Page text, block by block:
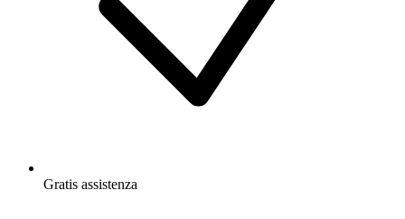
Gratis assistenza